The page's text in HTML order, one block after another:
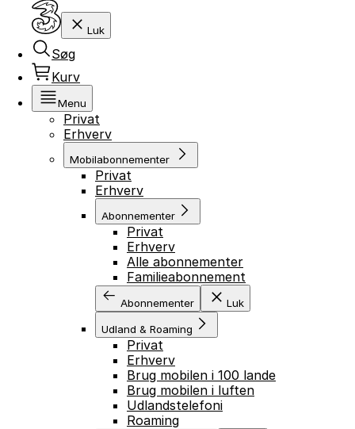
Luk
Søg
Kurv
Menu
Privat
Erhverv
Mobilabonnementer
Privat
Erhverv
Abonnementer
Privat
Erhverv
Alle abonnementer
Familieabonnement
Abonnementer Luk
Udland & Roaming
Privat
Erhverv
Brug mobilen i 100 lande
Brug mobilen i luften
Udlandstelefoni
Roaming